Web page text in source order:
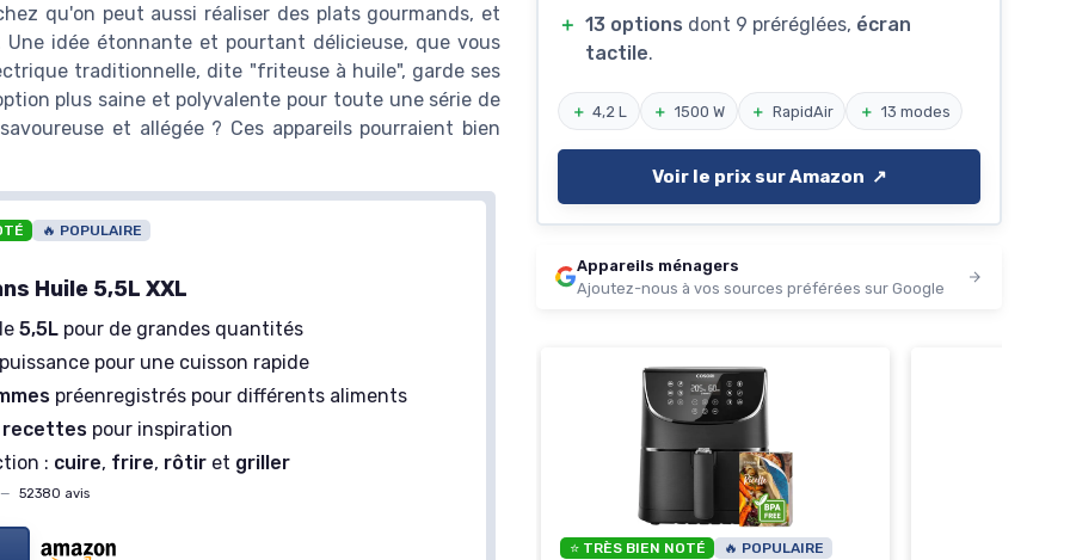
qu'on peut aussi réaliser des plats gourmands, et
idée étonnante et pourtant délicieuse, que vous
traditionnelle, dite "friteuse à huile", garde ses
plus saine et polyvalente pour toute une série de
et allégée ? Ces appareils pourraient bien
🔥 POPULAIRE
Huile 5,5L XXL
5,5L pour de grandes quantités
pour une cuisson rapide
préenregistrés pour différents aliments
recettes pour inspiration
: cuire, frire, rôtir et griller
— 52380 avis
＋ 13 options dont 9 préréglées, écran
tactile.
＋ 4,2 L ＋ 1500 W ＋ RapidAir ＋ 13 modes
Voir le prix sur Amazon ↗️
Appareils ménagers
Ajoutez-nous à vos sources préférées sur Google
⭐ TRÈS BIEN NOTÉ 🔥 POPULAIRE